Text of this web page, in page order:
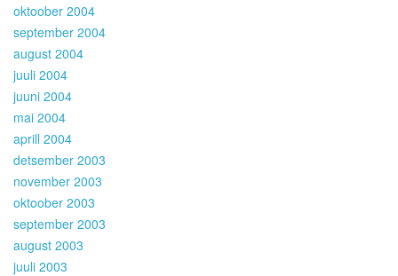
oktoober 2004
september 2004
august 2004
juuli 2004
juuni 2004
mai 2004
aprill 2004
detsember 2003
november 2003
oktoober 2003
september 2003
august 2003
juuli 2003